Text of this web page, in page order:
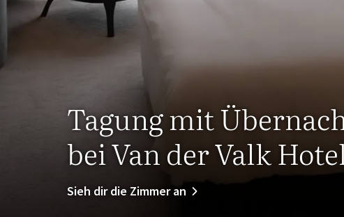
Tagung mit
bei Van der Valk
Sieh dir die Zimmer an